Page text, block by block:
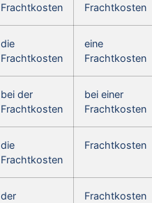
Frachtkosten
Frachtkosten
die
Frachtkosten
eine
Frachtkosten
bei der
Frachtkosten
bei einer
Frachtkosten
die
Frachtkosten
Frachtkosten
der
Frachtkosten